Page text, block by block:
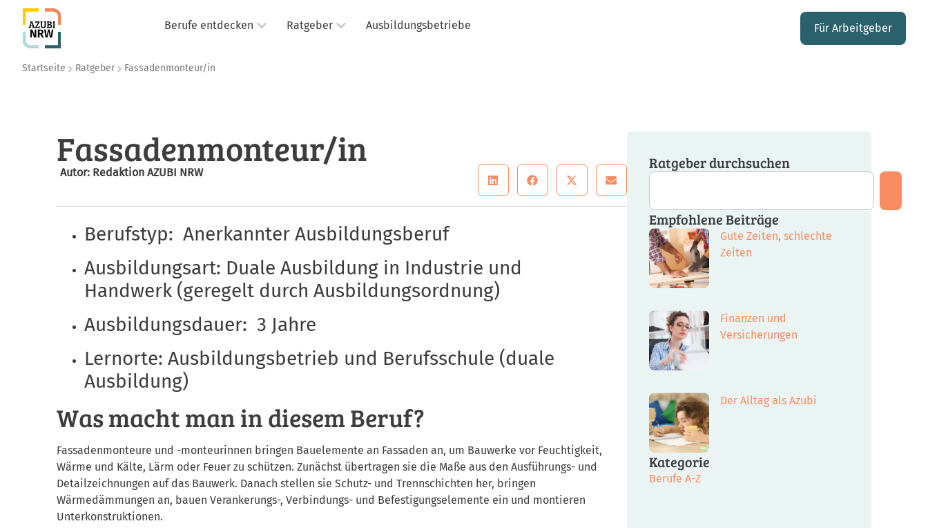
Berufe entdecken Ratgeber Ausbildungsbetriebe Für Arbeitgeber
Startseite Ratgeber Fassadenmonteur/in
Fassadenmonteur/in
Autor: Redaktion AZUBI NRW
Berufstyp: Anerkannter Ausbildungsberuf
Ausbildungsart: Duale Ausbildung in Industrie und
Handwerk (geregelt durch Ausbildungsordnung)
Ausbildungsdauer: 3 Jahre
Lernorte: Ausbildungsbetrieb und Berufsschule (duale
Ausbildung)
Was macht man in diesem Beruf?
Fassadenmonteure und -monteurinnen bringen Bauelemente an Fassaden an, um Bauwerke vor Feuchtigkeit,
Wärme und Kälte, Lärm oder Feuer zu schützen. Zunächst übertragen sie die Maße aus den Ausführungs- und
Detailzeichnungen auf das Bauwerk. Danach stellen sie Schutz- und Trennschichten her, bringen
Wärmedämmungen an, bauen Verankerungs-, Verbindungs- und Befestigungselemente ein und montieren
Unterkonstruktionen.
Ratgeber durchsuchen
Empfohlene Beiträge
Gute Zeiten, schlechte
Zeiten
Finanzen und
Versicherungen
Der Alltag als Azubi
Kategorie
Berufe A-Z